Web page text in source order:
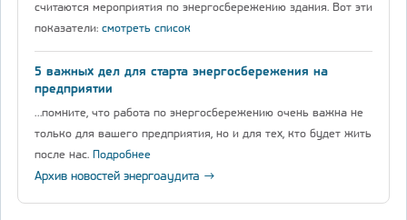
считаются мероприятия по энергосбережению здания. Вот эти
показатели: смотреть список
5 важных дел для старта энергосбережения на
предприятии
…помните, что работа по энергосбережению очень важна не
только для вашего предприятия, но и для тех, кто будет жить
после нас. Подробнее
Архив новостей энергоаудита →